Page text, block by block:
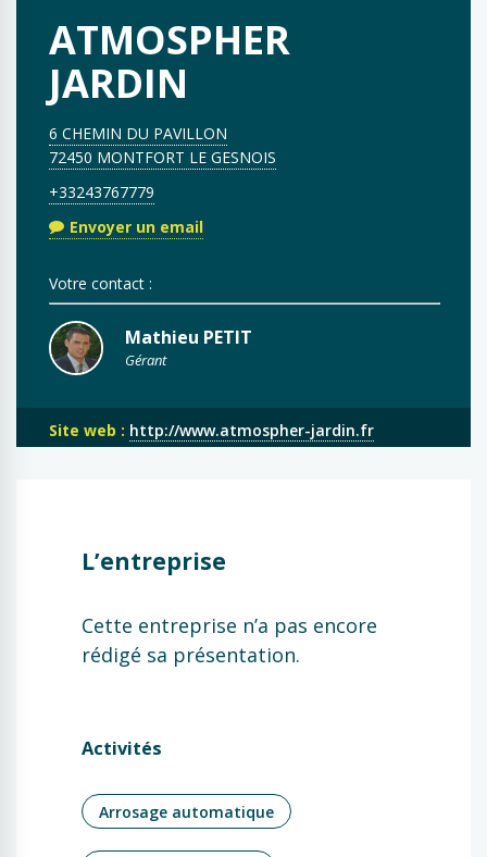
ATMOSPHER
JARDIN
6 CHEMIN DU PAVILLON
72450 MONTFORT LE GESNOIS
+33243767779
Envoyer un email
Votre contact :
Mathieu PETIT
Gérant
Site web : http://www.atmospher-jardin.fr
L’entreprise
Cette entreprise n’a pas encore
rédigé sa présentation.
Activités
Arrosage automatique